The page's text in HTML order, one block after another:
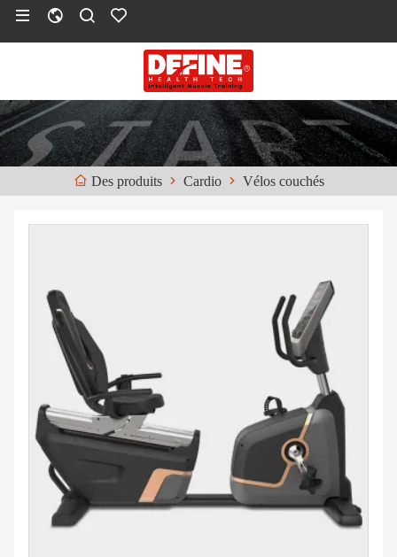
Des produits Cardio Vélos couchés